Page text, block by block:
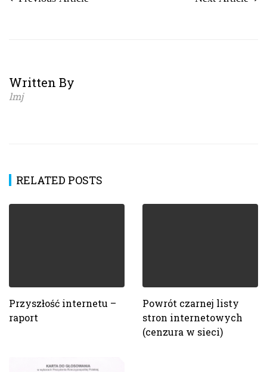
Written By
lmj
RELATED POSTS
Przyszłość internetu –
raport
Powrót czarnej listy
stron internetowych
(cenzura w sieci)